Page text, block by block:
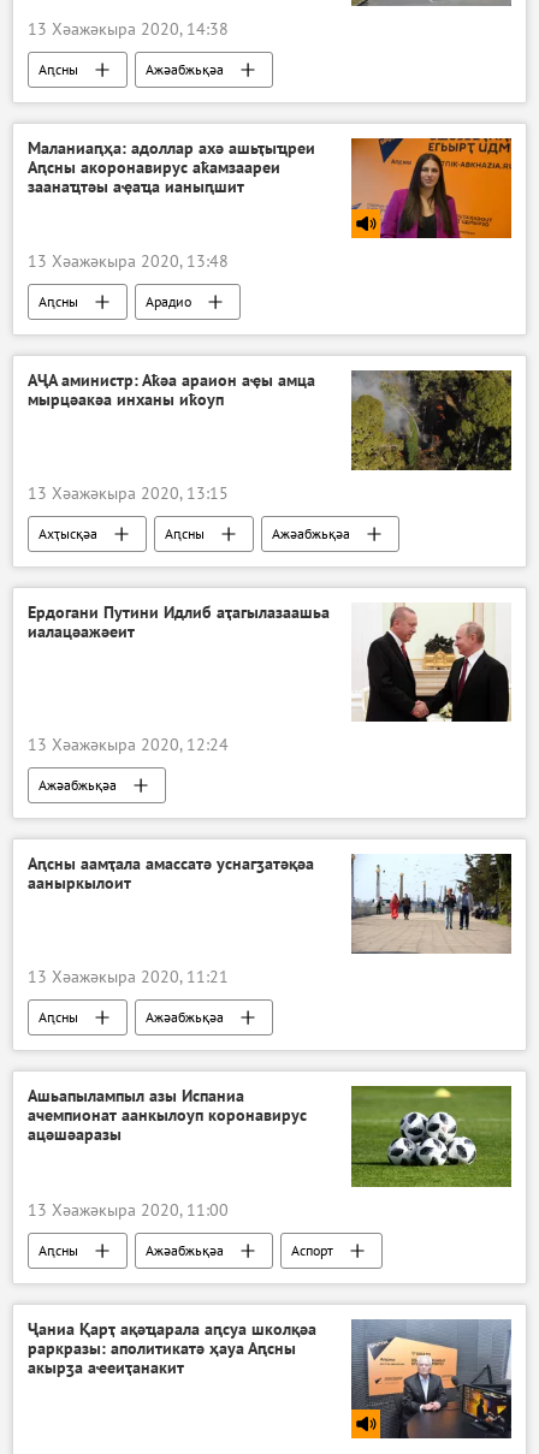
13 Хәажәкыра 2020, 14:38
Аԥсны Ажәабжьқәа
Маланиаԥҳа: адоллар ахә ашьҭыҵреи
Аԥсны акоронавирус аҟамзаареи
заанаҵтәы аҿаҵа ианыԥшит
13 Хәажәкыра 2020, 13:48
Аԥсны
Арадио
Акоронавирус адунеи аҿы
АҶА аминистр: Аҟәа араион аҿы амца
мырцәакәа инханы иҟоуп
13 Хәажәкыра 2020, 13:15
Ахҭысқәа Аԥсны Ажәабжьқәа
Ердогани Путини Идлиб аҭагылазаашьа
иалацәажәеит
13 Хәажәкыра 2020, 12:24
Ажәабжьқәа
Аԥсны аамҭала амассатә уснагӡатәқәа
ааныркылоит
13 Хәажәкыра 2020, 11:21
Аԥсны Ажәабжьқәа
Ашьапылампыл азы Испаниа
ачемпионат аанкылоуп коронавирус
ацәшәаразы
13 Хәажәкыра 2020, 11:00
Аԥсны Ажәабжьқәа
Аспорт
Акоронавирус адунеи аҿы
Ҷаниа Қарҭ ақәҵарала аԥсуа школқәа
раркразы: аполитикатә ҳауа Аԥсны
акырӡа аҽеиҭанакит